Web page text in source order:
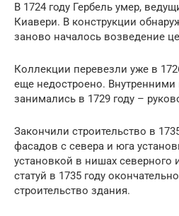
В 1724 году Гербель умер,
Киавери. В конструкции
заново началось возведение
Коллекции перевезли уже в
еще недостроено.
занимались в 1729 году –
Закончили строительство в
фасадов с севера и юга
установкой в нишах
статуй в 1735 году
строительство здания.